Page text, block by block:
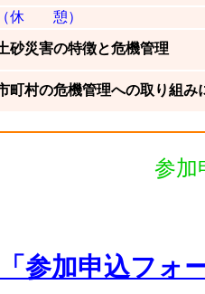
（休 憩）
砂災害の特徴と危機管理
町村の危機管理への取り組み
参加
「参加申込フ